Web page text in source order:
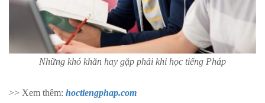
Những khó khăn hay gặp phải khi học tiếng Pháp
>> Xem thêm: hoctiengphap.com